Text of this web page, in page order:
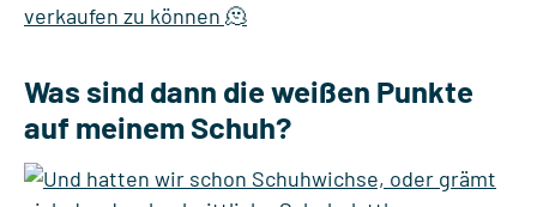
Was sind dann die weißen Punkte
auf meinem Schuh?